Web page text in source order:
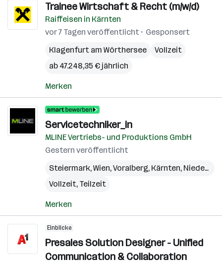
Trainee Wirtschaft & Recht (m/w/d)
Raiffeisen in Kärnten
vor 7 Tagen veröffentlicht
Gesponsert
Klagenfurt am Wörthersee
Vollzeit
ab 47.248,35 € jährlich
Merken
Servicetechniker_in
MLINE Vertriebs- und Produktions GmbH
Gestern veröffentlicht
Steiermark,Wien,Voralberg, Kärnten, Niederösterreich
Vollzeit, Teilzeit
Merken
Einblicke
Presales Solution Designer - Unified
Communication & Collaboration